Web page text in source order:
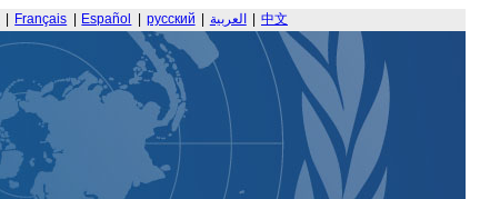
Français Español русский العربية 中文